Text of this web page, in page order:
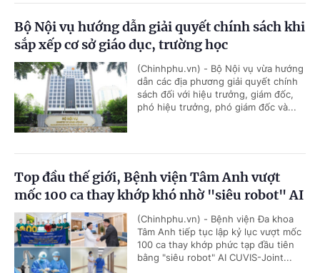
Bộ Nội vụ hướng dẫn giải quyết chính sách khi
sắp xếp cơ sở giáo dục, trường học
(Chinhphu.vn) - Bộ Nội vụ vừa hướng
dẫn các địa phương giải quyết chính
sách đối với hiệu trưởng, giám đốc,
phó hiệu trưởng, phó giám đốc và...
Top đầu thế giới, Bệnh viện Tâm Anh vượt
mốc 100 ca thay khớp khó nhờ "siêu robot" AI
(Chinhphu.vn) - Bệnh viện Đa khoa
Tâm Anh tiếp tục lập kỷ lục vượt mốc
100 ca thay khớp phức tạp đầu tiên
bằng "siêu robot" AI CUVIS-Joint...